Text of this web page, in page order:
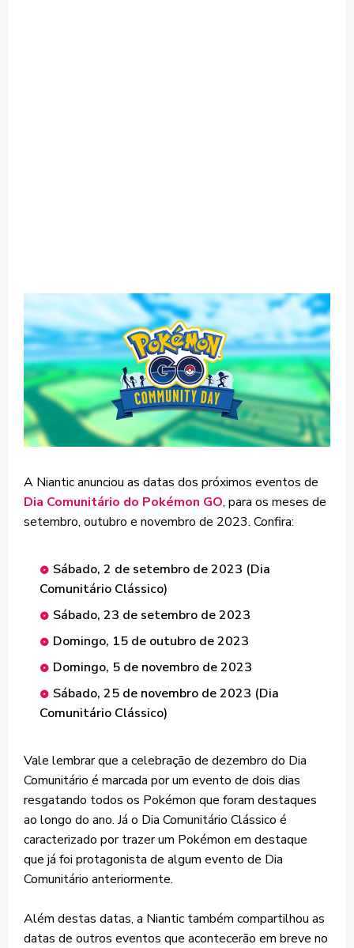
A Niantic anunciou as datas dos próximos eventos de
Dia Comunitário do Pokémon GO, para os meses de
setembro, outubro e novembro de 2023. Confira:
Sábado, 2 de setembro de 2023 (Dia
Comunitário Clássico)
Sábado, 23 de setembro de 2023
Domingo, 15 de outubro de 2023
Domingo, 5 de novembro de 2023
Sábado, 25 de novembro de 2023 (Dia
Comunitário Clássico)
Vale lembrar que a celebração de dezembro do Dia
Comunitário é marcada por um evento de dois dias
resgatando todos os Pokémon que foram destaques
ao longo do ano. Já o Dia Comunitário Clássico é
caracterizado por trazer um Pokémon em destaque
que já foi protagonista de algum evento de Dia
Comunitário anteriormente.
Além destas datas, a Niantic também compartilhou as
datas de outros eventos que acontecerão em breve no